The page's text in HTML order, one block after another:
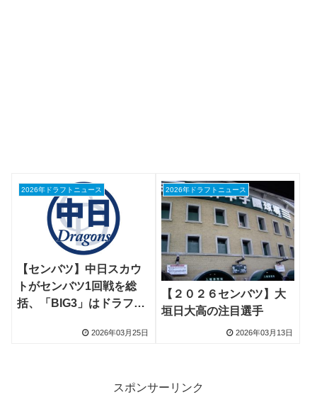
2026年ドラフトニュース
【センバツ】中日スカウ
トがセンバツ1回戦を総
括、「BIG3」はドラフト
学園・杉本真滉投手を高
2026年03月25日
2026年ドラフトニュース
【２０２６センバツ】大
垣日大高の注目選手
2026年03月13日
スポンサーリンク